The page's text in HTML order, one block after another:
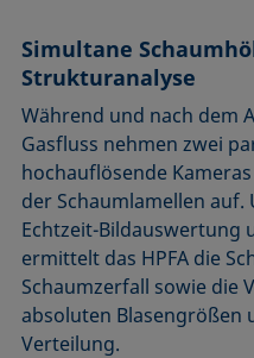
Simultane
Strukturanalyse
Während und nach dem
Gasfluss nehmen zwei
hochauflösende
der Schaumlamellen
Echtzeit-Bildauswertung
ermittelt das HPFA die
Schaumzerfall sowie die
absoluten Blasengrößen
Verteilung.